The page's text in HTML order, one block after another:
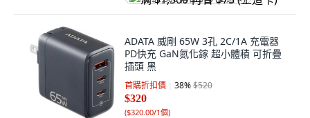
ADATA 威剛 65W 3孔 2C/1A 充電器
PD快充 GaN氮化鎵 超小體積 可折疊
插頭 黑
首購折扣價 38%$520
$320
($320.00/1個)